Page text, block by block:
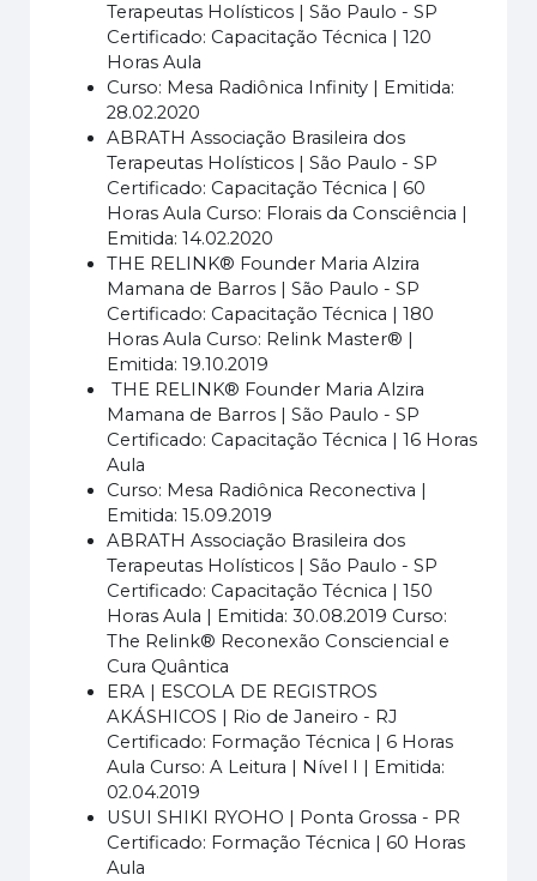
Terapeutas Holísticos | São Paulo - SP
Certificado: Capacitação Técnica | 120
Horas Aula
Curso: Mesa Radiônica Infinity | Emitida:
28.02.2020
ABRATH Associação Brasileira dos
Terapeutas Holísticos | São Paulo - SP
Certificado: Capacitação Técnica | 60
Horas Aula Curso: Florais da Consciência |
Emitida: 14.02.2020
THE RELINK® Founder Maria Alzira
Mamana de Barros | São Paulo - SP
Certificado: Capacitação Técnica | 180
Horas Aula Curso: Relink Master® |
Emitida: 19.10.2019
THE RELINK® Founder Maria Alzira
Mamana de Barros | São Paulo - SP
Certificado: Capacitação Técnica | 16 Horas
Aula
Curso: Mesa Radiônica Reconectiva |
Emitida: 15.09.2019
ABRATH Associação Brasileira dos
Terapeutas Holísticos | São Paulo - SP
Certificado: Capacitação Técnica | 150
Horas Aula | Emitida: 30.08.2019 Curso:
The Relink® Reconexão Consciencial e
Cura Quântica
ERA | ESCOLA DE REGISTROS
AKÁSHICOS | Rio de Janeiro - RJ
Certificado: Formação Técnica | 6 Horas
Aula Curso: A Leitura | Nível I | Emitida:
02.04.2019
USUI SHIKI RYOHO | Ponta Grossa - PR
Certificado: Formação Técnica | 60 Horas
Aula